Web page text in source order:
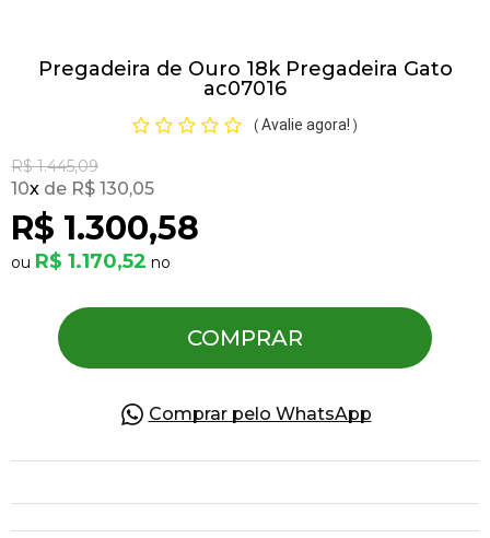
Pregadeira de Ouro 18k Pregadeira Gato
ac07016
( Avalie agora! )
R$ 1.445,09
R$ 1.300,58
10x R$ 130,05
R$ 1.170,52
COMPRAR
Comprar pelo WhatsApp
Pedras Preciosas
OFERTAS